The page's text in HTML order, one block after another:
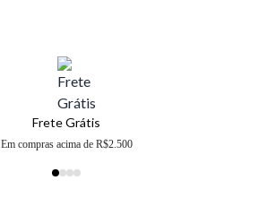
Frete Grátis
Em compras acima de R$2.500